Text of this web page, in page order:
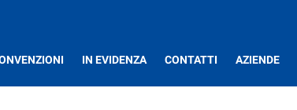
IN EVIDENZA CONTATTI AZIENDE